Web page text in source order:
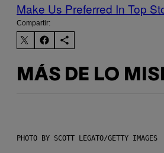
Make Us Preferred In Top
Compartir:
MÁS DE LO
PHOTO BY SCOTT LEGATO/GETTY IMAGES